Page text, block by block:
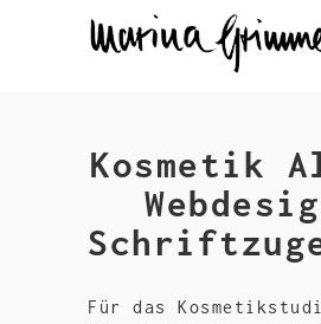
Kosmetik
Für das